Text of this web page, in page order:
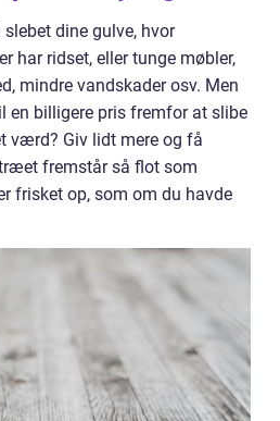
dine gulve, hvor
har ridset, eller tunge møbler,
mindre vandskader osv. Men
en billigere pris fremfor at slibe
værd? Giv lidt mere og få
fremstår så flot som
frisket op, som om du havde